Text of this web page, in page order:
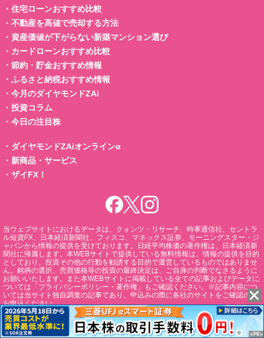
・ 住宅ローンおすすめ比較
・ 不動産を高値で売却する方法
・ 資産価値が下がらない新築マンション選び
・ カードローンおすすめ比較
・ 節約・貯金おすすめ情報
・ ふるさと納税おすすめ情報
・ 今月のダイヤモンドZAi
・ 投資コラム
・ 今日の注目株
・ ダイヤモンドZAiオンラインα
・ 新商品・サービス
・ ザイFX！
当ウェブサイトにおけるデータは、クォンツ・リサーチ、時事通信社、セントラ
ル短資FX、日本経済新聞社、フィスコ、マネックス証券、モーニングスター・ジ
ャパンから情報の提供を受けております。日経平均株価の著作権は、日本経済新
聞社に帰属します。本WEBサイトで提供している無料情報は、情報の提供を目的
としており、投資その他の行動を勧誘する目的で運営しているものではありませ
ん。銘柄の選択、売買価格等の投資の最終決定は、ご自身の判断でなさるように
お願いいたします。また本WEBサイトに掲載している全ての記事およびデータに
ついては「プライバシーポリシー・著作権」もご確認ください。※記事内容につ
いては当サイト独自調査の記事であり、申込みの際に各社のサイトをご確認の上
お申込ください。
お問い合わせ ダイヤモンド社ホームページ 会社案内
プライバシーポリシ